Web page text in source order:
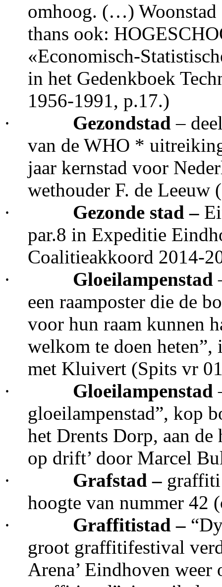
omhoog. (…) Woonstad
thans ook:
«Economisch-
in het Gedenkboek
1956-1991, p.17.)
·
Gezondstad–
van de WHO *
jaar kernstad voor
wethouder F. de Leeuw
·
Gezonde stad –
par.8 in Expeditie
Coalitieakkoord 2014-
·
Gloeilampenstad
een raamposter die de
voor hun raam kunnen
welkom te doen
met Kluivert (Spits vr
·
Gloeilampenstad
gloeilampenstad”, kop
het Drents Dorp, aan de
op drift’ door Marcel
·
Grafstad – graffiti
hoogte van nummer 42
·
Graffitistad –
groot graffitifestival
Arena’ Eindhoven weer